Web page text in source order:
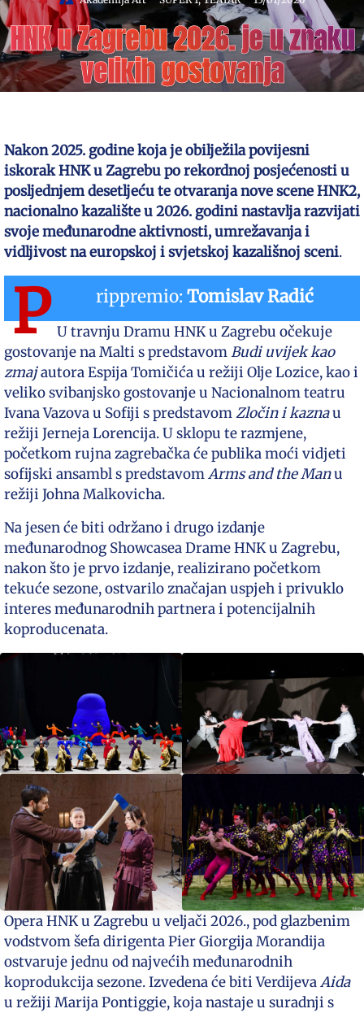
HNK u Zagrebu 2026. je u znaku
velikih gostovanja
Nakon 2025. godine koja je obilježila povijesni
iskorak HNK u Zagrebu po rekordnoj posjećenosti u
posljednjem desetljeću te otvaranja nove scene HNK2,
nacionalno kazalište u 2026. godini nastavlja razvijati
svoje međunarodne aktivnosti, umrežavanja i
vidljivost na europskoj i svjetskoj kazališnoj sceni.
P rippremio: Tomislav Radić
U travnju Dramu HNK u Zagrebu očekuje
gostovanje na Malti s predstavomBudi uvijek kao
zmajautora Espija Tomičića u režiji Olje Lozice, kao i
veliko svibanjsko gostovanje u Nacionalnom teatru
Ivana Vazova u Sofiji s predstavomZločin i kaznau
režiji Jerneja Lorencija. U sklopu te razmjene,
početkom rujna zagrebačka će publika moći vidjeti
sofijski ansambl s predstavomArms and the Manu
režiji Johna Malkovicha.
Na jesen će biti održano i drugo izdanje
međunarodnog Showcasea Drame HNK u Zagrebu,
nakon što je prvo izdanje, realizirano početkom
tekuće sezone, ostvarilo značajan uspjeh i privuklo
interes međunarodnih partnera i potencijalnih
koproducenata.
Opera HNK u Zagrebu u veljači 2026., pod glazbenim
vodstvom šefa dirigenta Pier Giorgija Morandija
ostvaruje jednu od najvećih međunarodnih
koprodukcija sezone. Izvedena će biti VerdijevaAida
u režiji Marija Pontiggie, koja nastaje u suradnji s